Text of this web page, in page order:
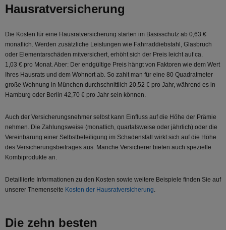
Hausratversicherung
Die Kosten für eine Hausratversicherung starten im Basisschutz ab 0,63 €
monatlich. Werden zusätzliche Leistungen wie Fahrraddiebstahl, Glasbruch
oder Elementarschäden mitversichert, erhöht sich der Preis leicht auf ca.
1,03 € pro Monat. Aber: Der endgültige Preis hängt von Faktoren wie dem Wert
Ihres Hausrats und dem Wohnort ab. So zahlt man für eine 80 Quadratmeter
große Wohnung in München durchschnittlich 20,52 € pro Jahr, während es in
Hamburg oder Berlin 42,70 € pro Jahr sein können.
Auch der Versicherungsnehmer selbst kann Einfluss auf die Höhe der Prämie
nehmen. Die Zahlungsweise (monatlich, quartalsweise oder jährlich) oder die
Vereinbarung einer Selbstbeteiligung im Schadensfall wirkt sich auf die Höhe
des Versicherungsbeitrages aus. Manche Versicherer bieten auch spezielle
Kombiprodukte an.
Detaillierte Informationen zu den Kosten sowie weitere Beispiele finden Sie auf
unserer Themenseite Kosten der Hausratversicherung.
Die zehn besten